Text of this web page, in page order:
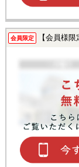
会員限定 【会員様限